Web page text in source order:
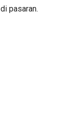
di pasaran.